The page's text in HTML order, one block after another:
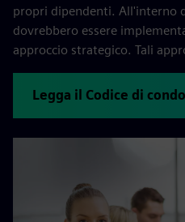
propri dipendenti. All'interno
dovrebbero essere
approccio strategico. Tali